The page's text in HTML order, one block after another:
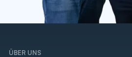
ÜBER UNS